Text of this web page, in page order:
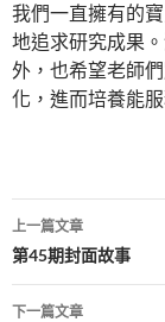
我們一直擁有的
地追求研究成果
外，也希望老師
化，進而培養能
文
章
導
上一篇文章
第45期封面故事
下一篇文章